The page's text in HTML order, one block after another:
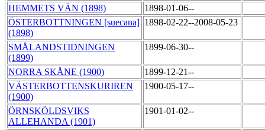
HEMMETS VÄN (1898)
1898-01-06--
ÖSTERBOTTNINGEN [suecana]
(1898)
1898-02-22--2008-05-23
SMÅLANDSTIDNINGEN
(1899)
1899-06-30--
NORRA SKÅNE (1900)
1899-12-21--
VÄSTERBOTTENSKURIREN
(1900)
1900-05-17--
ÖRNSKÖLDSVIKS
ALLEHANDA (1901)
1901-01-02--